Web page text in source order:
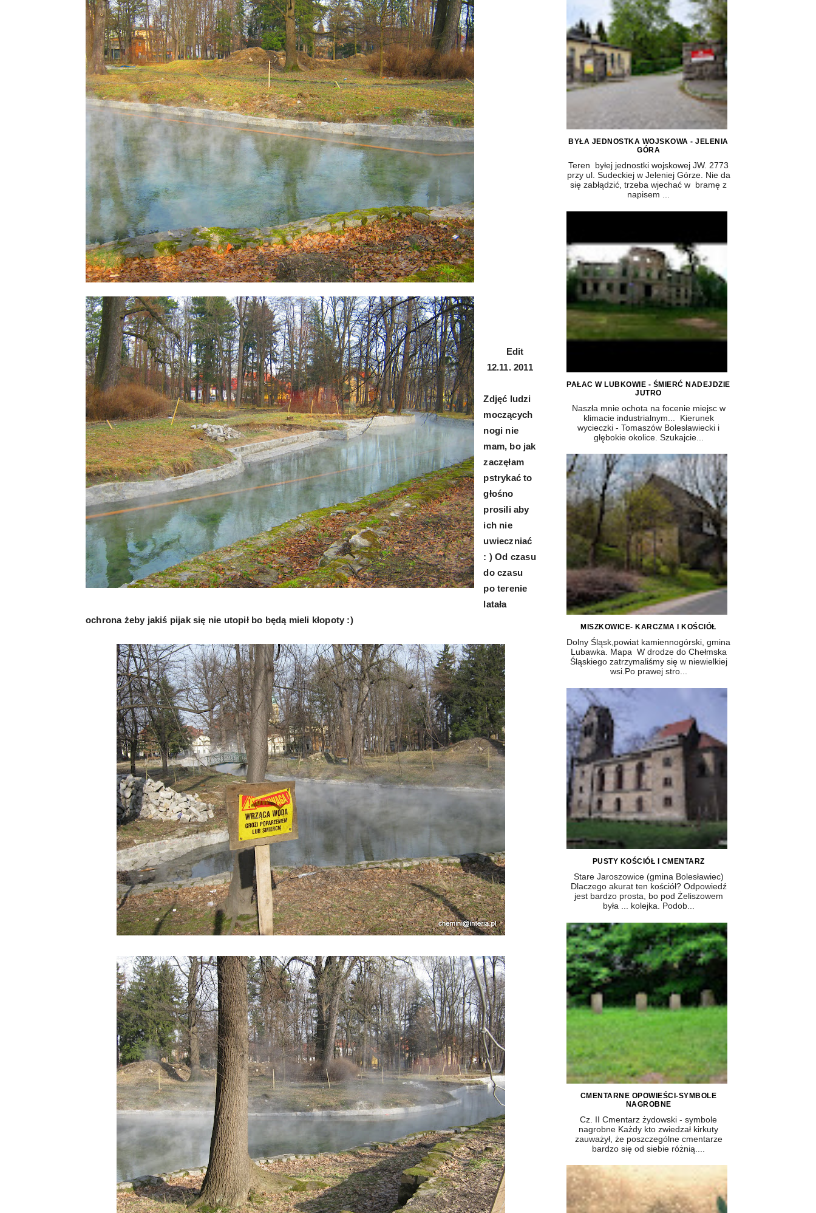
Edit
12.11. 2011
Zdjęć ludzi
moczących
nogi nie
mam, bo jak
zaczęłam
pstrykać to
głośno
prosili aby
ich nie
uwieczniać
: ) Od czasu
do czasu
po terenie
latała
ochrona żeby jakiś pijak się nie utopił bo będą mieli kłopoty :)
BYŁA JEDNOSTKA WOJSKOWA - JELENIA
GÓRA
Teren byłej jednostki wojskowej JW. 2773
przy ul. Sudeckiej w Jeleniej Górze. Nie da
się zabłądzić, trzeba wjechać w bramę z
napisem ...
PAŁAC W LUBKOWIE - ŚMIERĆ NADEJDZIE
JUTRO
Naszła mnie ochota na focenie miejsc w
klimacie industrialnym... Kierunek
wycieczki - Tomaszów Bolesławiecki i
głębokie okolice. Szukajcie...
MISZKOWICE- KARCZMA I KOŚCIÓŁ
Dolny Śląsk,powiat kamiennogórski, gmina
Lubawka. Mapa W drodze do Chełmska
Śląskiego zatrzymaliśmy się w niewielkiej
wsi.Po prawej stro...
PUSTY KOŚCIÓŁ I CMENTARZ
Stare Jaroszowice (gmina Bolesławiec)
Dlaczego akurat ten kościół? Odpowiedź
jest bardzo prosta, bo pod Żeliszowem
była ... kolejka. Podob...
CMENTARNE OPOWIEŚCI-SYMBOLE
NAGROBNE
Cz. II Cmentarz żydowski - symbole
nagrobne Każdy kto zwiedzał kirkuty
zauważył, że poszczególne cmentarze
bardzo się od siebie różnią....